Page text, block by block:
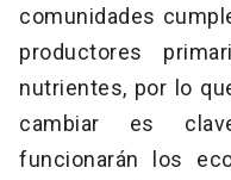
comunidades
productores
nutrientes, por lo
cambiar es
funcionarán los